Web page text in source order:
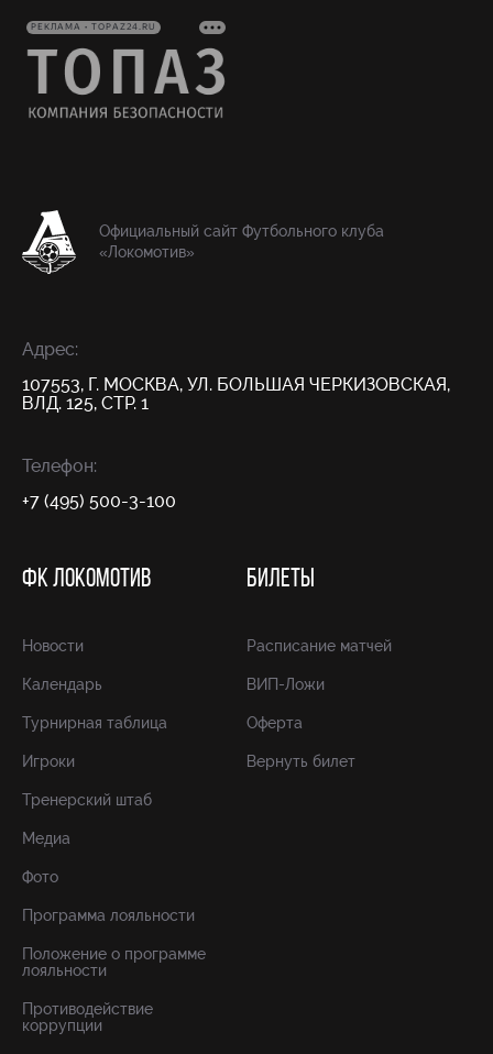
РЕКЛАМА • TOPAZ24.RU
Официальный сайт Футбольного клуба
«Локомотив»
Адрес:
107553, Г. МОСКВА, УЛ. БОЛЬШАЯ ЧЕРКИЗОВСКАЯ,
ВЛД. 125, СТР. 1
Телефон:
+7 (495) 500-3-100
ФК ЛОКОМОТИВ
Новости
Календарь
Турнирная таблица
Игроки
Тренерский штаб
Медиа
Фото
Программа лояльности
Положение о программе
лояльности
Противодействие
коррупции
БИЛЕТЫ
Расписание матчей
ВИП-Ложи
Оферта
Вернуть билет